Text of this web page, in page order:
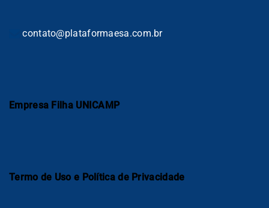
contato@plataformaesa.com.br
Empresa Filha UNICAMP
Termo de Uso e Política de Privacidade